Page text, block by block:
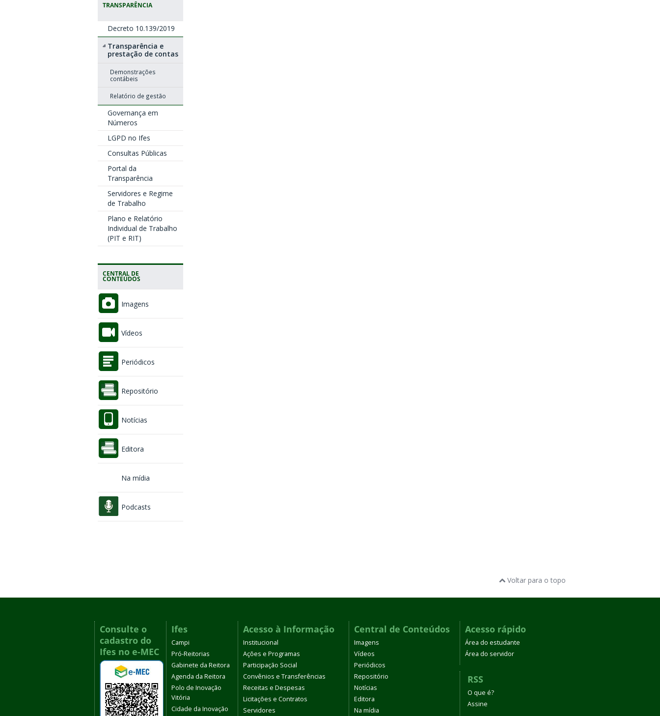
TRANSPARÊNCIA
Decreto 10.139/2019
Transparência e
prestação de contas
Demonstrações
contábeis
Relatório de gestão
Governança em
Números
LGPD no Ifes
Consultas Públicas
Portal da
Transparência
Servidores e Regime
de Trabalho
Plano e Relatório
Individual de Trabalho
(PIT e RIT)
CENTRAL DE
CONTEÚDOS
Imagens
Vídeos
Periódicos
Repositório
Notícias
Editora
Na mídia
Podcasts
Voltar para o topo
Consulte o
cadastro do
Ifes no e-MEC
Ifes
Campi
Pró-Reitorias
Gabinete da Reitora
Agenda da Reitora
Polo de Inovação
Vitória
Cidade da Inovação
Acesso à Informação
Institucional
Ações e Programas
Participação Social
Convênios e Transferências
Receitas e Despesas
Licitações e Contratos
Servidores
Central de Conteúdos
Imagens
Vídeos
Periódicos
Repositório
Notícias
Editora
Na mídia
Acesso rápido
Área do estudante
Área do servidor
RSS
O que é?
Assine